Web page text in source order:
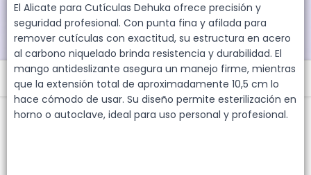
El Alicate para Cutículas Dehuka ofrece precisión y
seguridad profesional. Con punta fina y afilada para
remover cutículas con exactitud, su estructura en acero
al carbono niquelado brinda resistencia y durabilidad. El
mango antideslizante asegura un manejo firme, mientras
que la extensión total de aproximadamente 10,5 cm lo
hace cómodo de usar. Su diseño permite esterilización en
horno o autoclave, ideal para uso personal y profesional.
QUIÉNES SOMOS
GARANTIAS
CONTACTO
Menú
Dehuka Alicate Corta Cuticulas Manicuria Dehuka. Venta mayorista
desde 10 unidades.